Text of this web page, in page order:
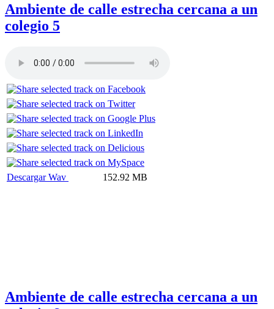
Ambiente de calle estrecha cercana a un
colegio 5
Descargar Wav 152.92 MB
Ambiente de calle estrecha cercana a un